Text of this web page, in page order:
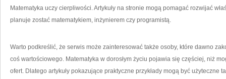
Matematyka uczy cierpliwości. Artykuły na stronie mogą pomagać rozwijać
planuje zostać matematykiem, inżynierem czy programistą.
Warto podkreślić, że serwis może zainteresować także osoby, które dawno
coś wartościowego. Matematyka w dorosłym życiu pojawia się częściej, niż
ofert. Dlatego artykuły pokazujące praktyczne przykłady mogą być użyteczne